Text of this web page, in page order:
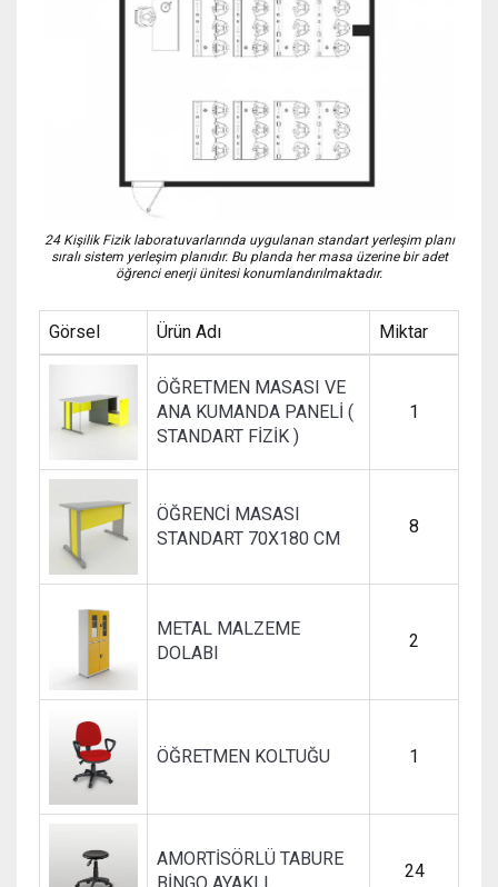
24 Kişilik Fizik laboratuvarlarında uygulanan standart yerleşim planı
sıralı sistem yerleşim planıdır. Bu planda her masa üzerine bir adet
öğrenci enerji ünitesi konumlandırılmaktadır.
Görsel Ürün Adı Miktar
ÖĞRETMEN MASASI VE
ANA KUMANDA PANELİ (
STANDART FİZİK )
1
ÖĞRENCİ MASASI
STANDART 70X180 CM
8
METAL MALZEME
DOLABI
2
ÖĞRETMEN KOLTUĞU 1
AMORTİSÖRLÜ TABURE
24